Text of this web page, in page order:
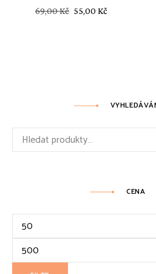
69,00Kč Původní
55,00KčAktuální
Hledat:
CENA
Minimální
cena
Maximální